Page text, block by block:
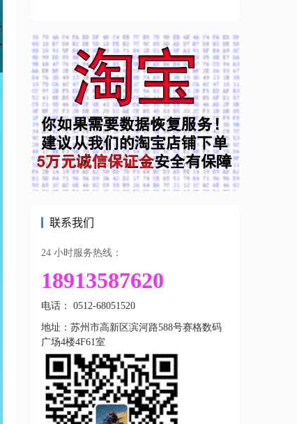
联系我们
24 小时服务热线：
18913587620
电话： 0512-68051520
地址：苏州市高新区滨河路588号赛格数码
广场4楼4F61室